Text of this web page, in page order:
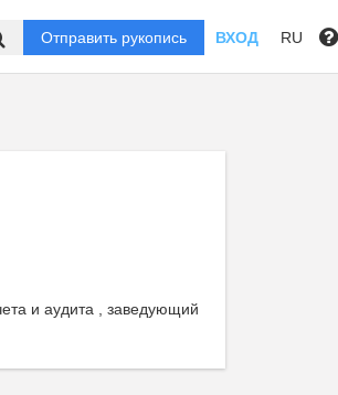
Отправить рукопись ВХОД RU
и аудита , заведующий